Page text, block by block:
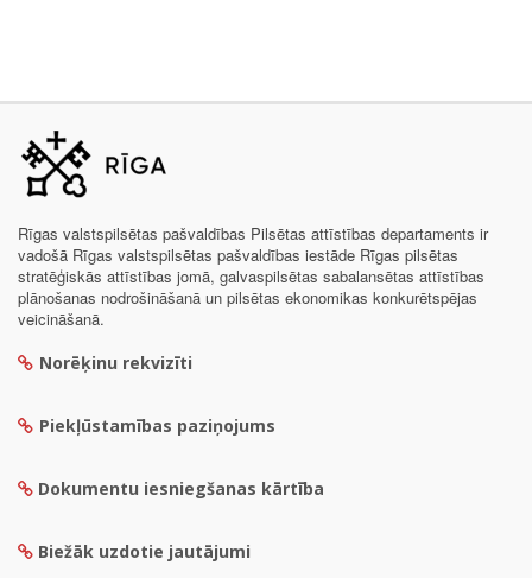
Rīgas valstspilsētas pašvaldības Pilsētas attīstības departaments ir
vadošā Rīgas valstspilsētas pašvaldības iestāde Rīgas pilsētas
stratēģiskās attīstības jomā, galvaspilsētas sabalansētas attīstības
plānošanas nodrošināšanā un pilsētas ekonomikas konkurētspējas
veicināšanā.
Norēķinu rekvizīti
Piekļūstamības paziņojums
Dokumentu iesniegšanas kārtība
Biežāk uzdotie jautājumi